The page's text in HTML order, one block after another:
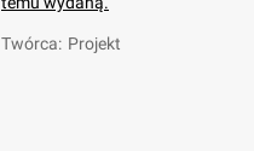
Twórca: Projekt